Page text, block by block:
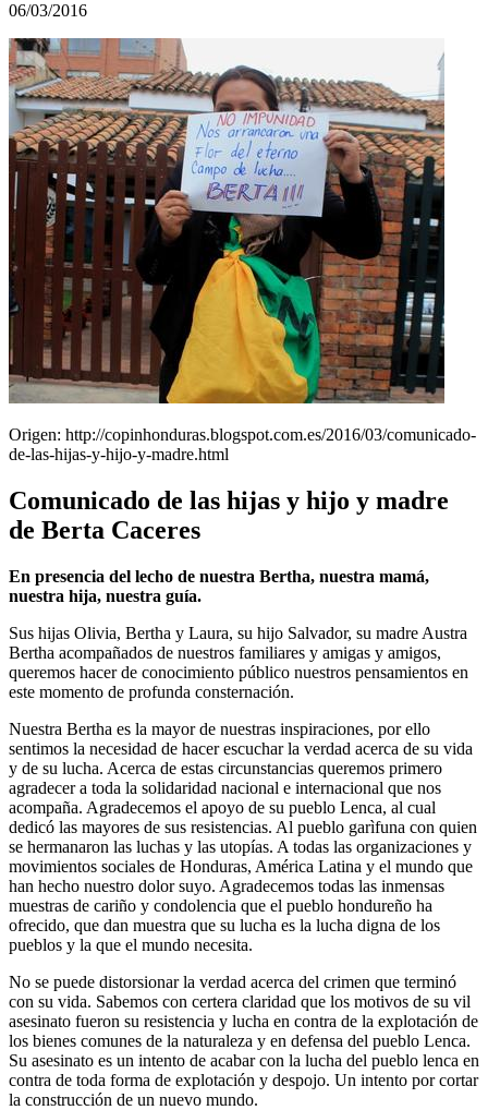
06/03/2016
Origen: http://copinhonduras.blogspot.com.es/2016/03/comunicado-
de-las-hijas-y-hijo-y-madre.html
Comunicado de las hijas y hijo y madre
de Berta Caceres
En presencia del lecho de nuestra Bertha, nuestra mamá,
nuestra hija, nuestra guía.
Sus hijas Olivia, Bertha y Laura, su hijo Salvador, su madre Austra
Bertha acompañados de nuestros familiares y amigas y amigos,
queremos hacer de conocimiento público nuestros pensamientos en
este momento de profunda consternación.
Nuestra Bertha es la mayor de nuestras inspiraciones, por ello
sentimos la necesidad de hacer escuchar la verdad acerca de su vida
y de su lucha. Acerca de estas circunstancias queremos primero
agradecer a toda la solidaridad nacional e internacional que nos
acompaña. Agradecemos el apoyo de su pueblo Lenca, al cual
dedicó las mayores de sus resistencias. Al pueblo garìfuna con quien
se hermanaron las luchas y las utopías. A todas las organizaciones y
movimientos sociales de Honduras, América Latina y el mundo que
han hecho nuestro dolor suyo. Agradecemos todas las inmensas
muestras de cariño y condolencia que el pueblo hondureño ha
ofrecido, que dan muestra que su lucha es la lucha digna de los
pueblos y la que el mundo necesita.
No se puede distorsionar la verdad acerca del crimen que terminó
con su vida. Sabemos con certera claridad que los motivos de su vil
asesinato fueron su resistencia y lucha en contra de la explotación de
los bienes comunes de la naturaleza y en defensa del pueblo Lenca.
Su asesinato es un intento de acabar con la lucha del pueblo lenca en
contra de toda forma de explotación y despojo. Un intento por cortar
la construcción de un nuevo mundo.